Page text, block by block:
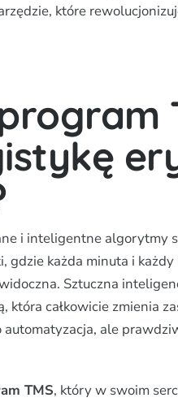
które
i inteligentne algorytmy
gdzie każda minuta i
Sztuczna
która całkowicie zmienia
ale
TMS, który w swoim